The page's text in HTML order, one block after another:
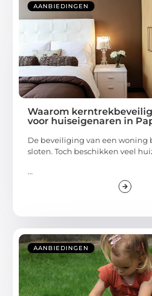
AANBIEDINGEN
Waarom
voor huiseigenaren in
De beveiliging van een woning
sloten. Toch beschikken veel
...
AANBIEDINGEN